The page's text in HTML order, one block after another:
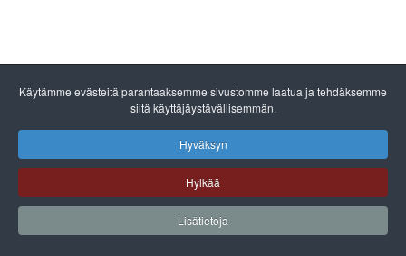
Käytämme evästeitä parantaaksemme sivustomme laatua ja tehdäksemme
siitä käyttäjäystävällisemmän.
Hyväksyn
Hylkää
Lisätietoja